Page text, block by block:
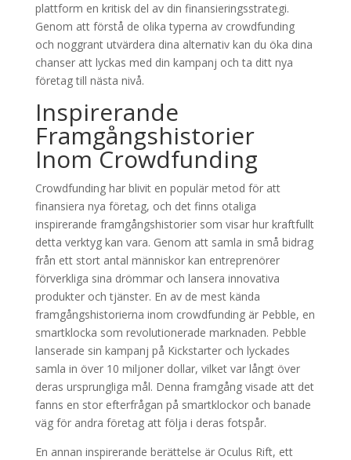
plattform en kritisk del av din finansieringsstrategi.
Genom att förstå de olika typerna av crowdfunding
och noggrant utvärdera dina alternativ kan du öka dina
chanser att lyckas med din kampanj och ta ditt nya
företag till nästa nivå.
Inspirerande
Framgångshistorier
Inom Crowdfunding
Crowdfunding har blivit en populär metod för att
finansiera nya företag, och det finns otaliga
inspirerande framgångshistorier som visar hur kraftfullt
detta verktyg kan vara. Genom att samla in små bidrag
från ett stort antal människor kan entreprenörer
förverkliga sina drömmar och lansera innovativa
produkter och tjänster. En av de mest kända
framgångshistorierna inom crowdfunding är Pebble, en
smartklocka som revolutionerade marknaden. Pebble
lanserade sin kampanj på Kickstarter och lyckades
samla in över 10 miljoner dollar, vilket var långt över
deras ursprungliga mål. Denna framgång visade att det
fanns en stor efterfrågan på smartklockor och banade
väg för andra företag att följa i deras fotspår.
En annan inspirerande berättelse är Oculus Rift, ett